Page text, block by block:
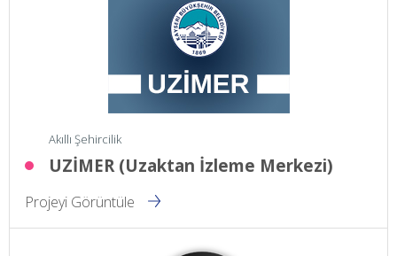
Akıllı Şehircilik
UZİMER (Uzaktan İzleme Merkezi)
Projeyi Görüntüle